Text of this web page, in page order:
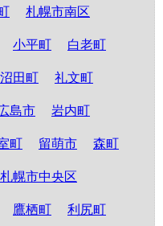
札幌市南区
小平町 白老町
沼田町 礼文町
島市 岩内町
町 留萌市 森町
札幌市中央区
鷹栖町 利尻町